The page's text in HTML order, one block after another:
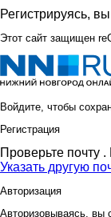
Регистрируясь,
Этот сайт защищен
Войдите, чтобы
Регистрация
Проверьте почту .
Указать другую
Авторизация
Авторизовываясь, вы